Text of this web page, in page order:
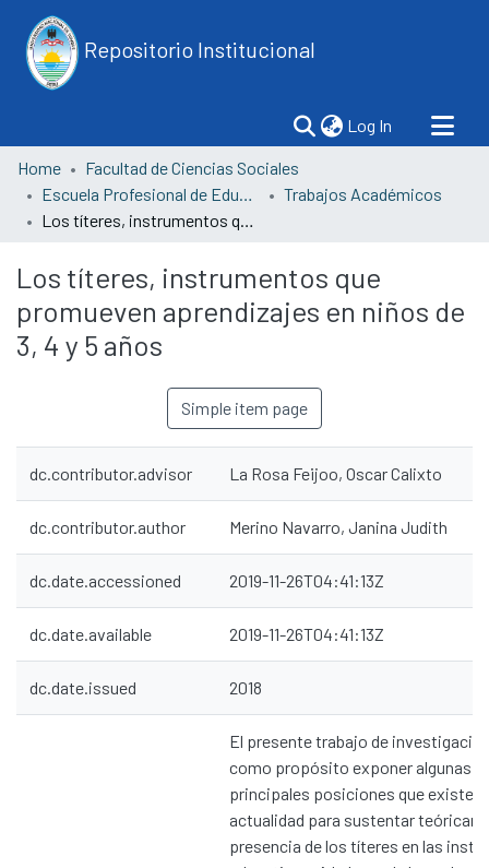
Repositorio Institucional
Log In (current)
Home
Facultad de Ciencias Sociales
Escuela Profesional de Educación
Trabajos Académicos
Los títeres, instrumentos que promueven aprendizajes en niños de 3, 4 y 5 años
Los títeres, instrumentos que
promueven aprendizajes en niños de
3, 4 y 5 años
Simple item page
dc.contributor.advisor La Rosa Feijoo, Oscar Calixto
dc.contributor.author Merino Navarro, Janina Judith
dc.date.accessioned 2019-11-26T04:41:13Z
dc.date.available 2019-11-26T04:41:13Z
dc.date.issued 2018
El presente trabajo de
como propósito exponer algunas
principales posiciones que existen
actualidad para sustentar
presencia de los títeres en las